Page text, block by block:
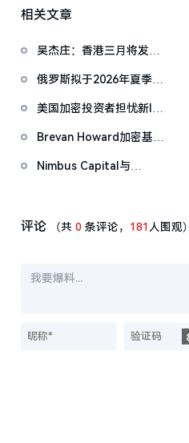
相关文章
吴杰庄：香港三月将发放
希望通过稳定币空投推动
使用
俄罗斯拟于2026年夏季封
动本地平台发展
美国加密投资者担忧新IRS
Brevan Howard加密基金
立以来最差年度表现
Nimbus Capital与
评论 （共0 条评论， 181 人围观）